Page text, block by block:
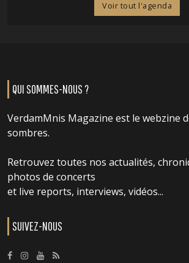
Voir tout l'agenda
QUI SOMMES-NOUS ?
VerdamMnis Magazine est le webzine
sombres.
Retrouvez toutes nos actualités,
photos de concerts
et live reports, interviews, vidéos...
SUIVEZ-NOUS